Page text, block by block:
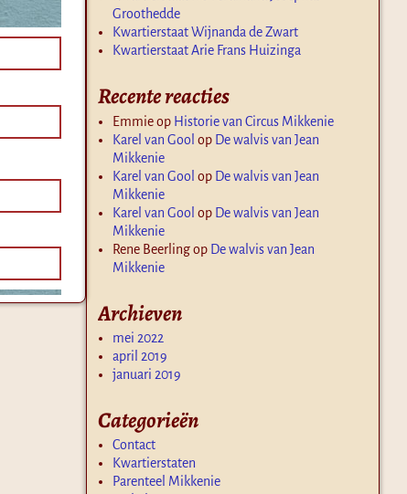
Groothedde
Kwartierstaat Wijnanda de Zwart
Kwartierstaat Arie Frans Huizinga
Recente reacties
Emmieop Historie van Circus Mikkenie
Karel van Gool op De walvis van Jean
Mikkenie
Karel van Gool op De walvis van Jean
Mikkenie
Karel van Gool op De walvis van Jean
Mikkenie
Rene Beerlingop De walvis van Jean
Mikkenie
Archieven
mei 2022
april 2019
januari 2019
Categorieën
Contact
Kwartierstaten
Parenteel Mikkenie